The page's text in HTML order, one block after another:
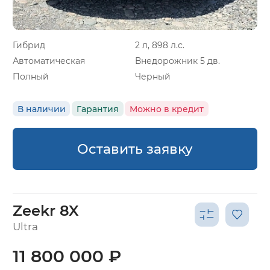
Гибрид
2 л, 898 л.с.
Автоматическая
Внедорожник 5 дв.
Полный
Черный
В наличии Гарантия Можно в кредит
Оставить заявку
Zeekr 8X
Ultra
11 800 000 ₽